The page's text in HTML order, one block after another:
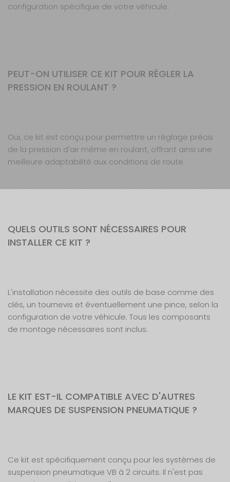
configuration spécifique de votre véhicule.
PEUT-ON UTILISER CE KIT POUR RÉGLER LA
PRESSION EN ROULANT ?
Oui, ce kit est conçu pour permettre un réglage précis
de la pression d'air même en roulant, offrant ainsi une
meilleure adaptabilité aux conditions de route.
QUELS OUTILS SONT NÉCESSAIRES POUR
INSTALLER CE KIT ?
L'installation nécessite des outils de base comme des
clés, un tournevis et éventuellement une pince, selon la
configuration de votre véhicule. Tous les composants
de montage nécessaires sont inclus.
LE KIT EST-IL COMPATIBLE AVEC D'AUTRES
MARQUES DE SUSPENSION PNEUMATIQUE ?
Ce kit est spécifiquement conçu pour les systèmes de
suspension pneumatique VB à 2 circuits. Il n'est pas